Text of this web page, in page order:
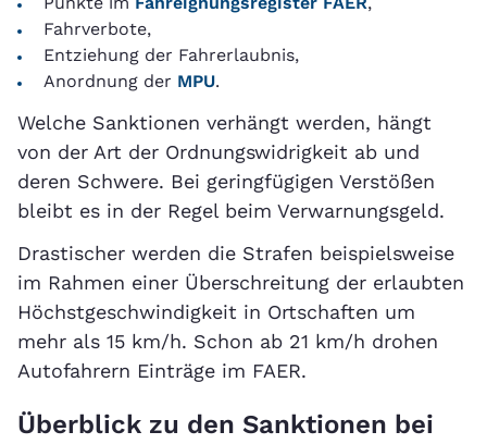
Fahrverbote,
Entziehung der Fahrerlaubnis,
Anordnung der MPU.
Welche Sanktionen verhängt werden, hängt
von der Art der Ordnungswidrigkeit ab und
deren Schwere. Bei geringfügigen Verstößen
bleibt es in der Regel beim Verwarnungsgeld.
Drastischer werden die Strafen beispielsweise
im Rahmen einer Überschreitung der erlaubten
Höchstgeschwindigkeit in Ortschaften um
mehr als 15 km/h. Schon ab 21 km/h drohen
Autofahrern Einträge im FAER.
Überblick zu den Sanktionen bei